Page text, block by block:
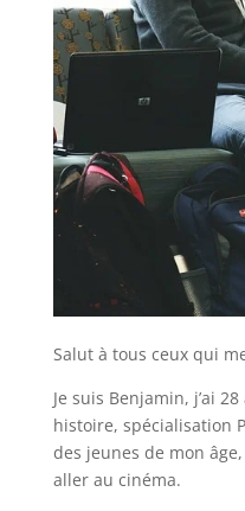
Salut à tous ceux qui
Je suis Benjamin, j’ai
histoire, spécialisation
des jeunes de mon
aller au cinéma.